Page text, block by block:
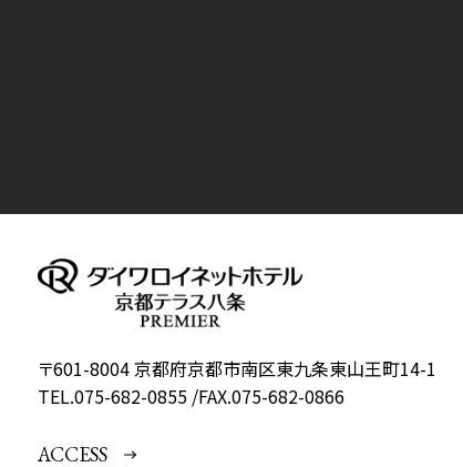
〒601-8004 京都府京都市南区東九条東山王町14-1
TEL.075-682-0855 /FAX.075-682-0866
ACCESS